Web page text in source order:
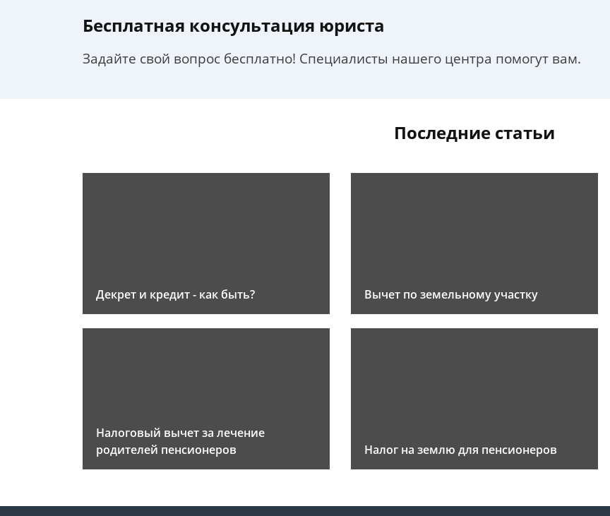
Бесплатная консультация юриста
Задайте свой вопрос бесплатно! Специалисты нашего центра помогут вам.
Последние статьи
Декрет и кредит - как быть? Вычет по земельному участку
Налоговый вычет за лечение
родителей пенсионеров
Налог на землю для пенсионеров